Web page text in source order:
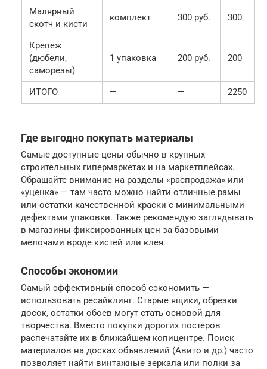
Малярный
скотч и кисти
комплект 300 руб. 300
Крепеж
(дюбели,
саморезы)
1 упаковка 200 руб. 200
ИТОГО — — 2250
Где выгодно покупать материалы
Самые доступные цены обычно в крупных
строительных гипермаркетах и на маркетплейсах.
Обращайте внимание на разделы «распродажа» или
«уценка» — там часто можно найти отличные рамы
или остатки качественной краски с минимальными
дефектами упаковки. Также рекомендую заглядывать
в магазины фиксированных цен за базовыми
мелочами вроде кистей или клея.
Способы экономии
Самый эффективный способ сэкономить —
использовать ресайклинг. Старые ящики, обрезки
досок, остатки обоев могут стать основой для
творчества. Вместо покупки дорогих постеров
распечатайте их в ближайшем копицентре. Поиск
материалов на досках объявлений (Авито и др.) часто
позволяет найти винтажные зеркала или полки за